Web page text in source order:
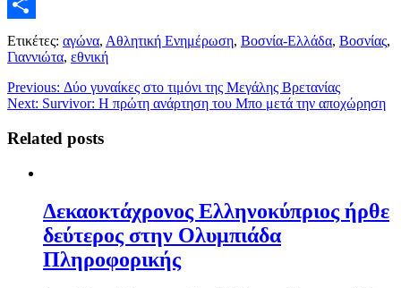
Twitter
Μοιραστείτε
Ετικέτες: αγώνα, Αθλητική Ενημέρωση, Βοσνία-Ελλάδα, Βοσνίας,
Γιαννιώτα, εθνική
Previous: Δύο γυναίκες στο τιμόνι της Μεγάλης Βρετανίας
Next: Survivor: Η πρώτη ανάρτηση του Μπο μετά την αποχώρηση
Related posts
Δεκαοκτάχρονος Ελληνοκύπριος ήρθε
δεύτερος στην Ολυμπιάδα
Πληροφορικής